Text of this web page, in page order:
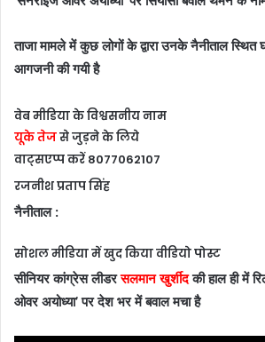
ताजा मामले में कुछ लोगों के द्वारा उनके नैनीताल स्थित
आगजनी की गयी है
वेब मीडिया के विश्वसनीय नाम
यूके तेजसे जुड़ने के लिये
वाट्सएप्प करें 8077062107
रजनीश प्रताप सिंह
नैनीताल :
सोशल मीडिया में खुद किया वीडियो पोस्ट
सीनियर कांग्रेस लीडरसलमान खुर्शीदकी हाल ही में
ओवर अयोध्या’ पर देश भर में बवाल मचा है